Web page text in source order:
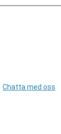
Chatta med oss